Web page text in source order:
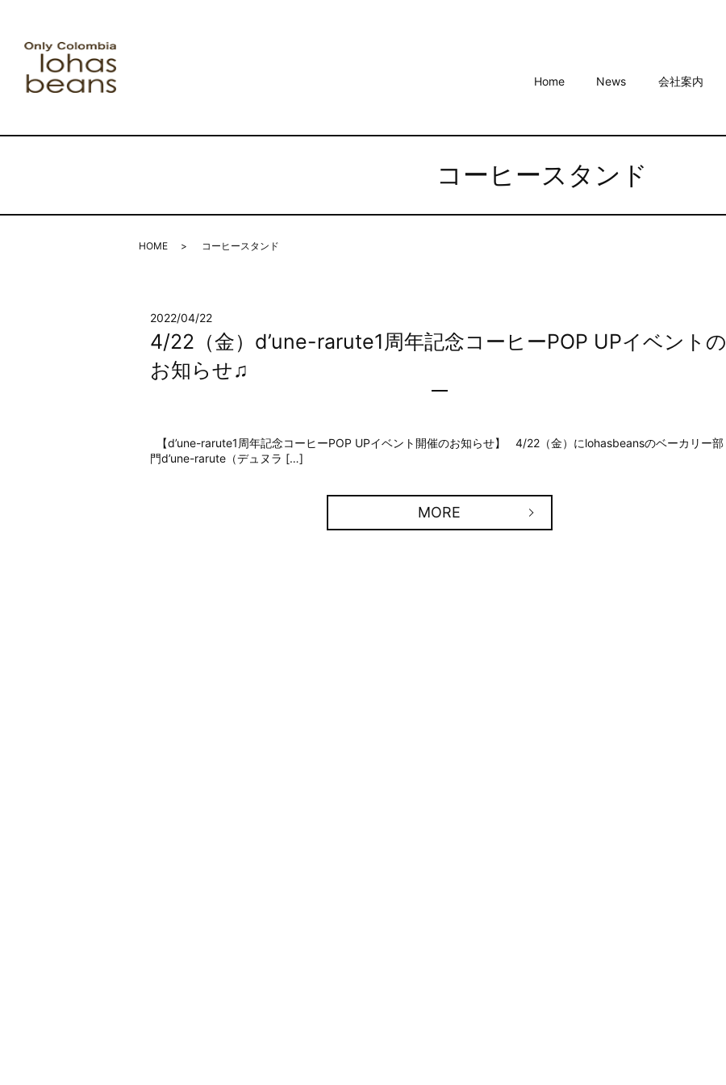
Home News 会社案内
コーヒースタンド
HOME コーヒースタンド
2022/04/22
4/22（金）d’une-rarute1周年記念コーヒーPOP UPイベントの
お知らせ♫
【d’une-rarute1周年記念コーヒーPOP UPイベント開催のお知らせ】 4/22（金）にlohasbeansのベーカリー部
門d’une-rarute（デュヌラ […]
MORE